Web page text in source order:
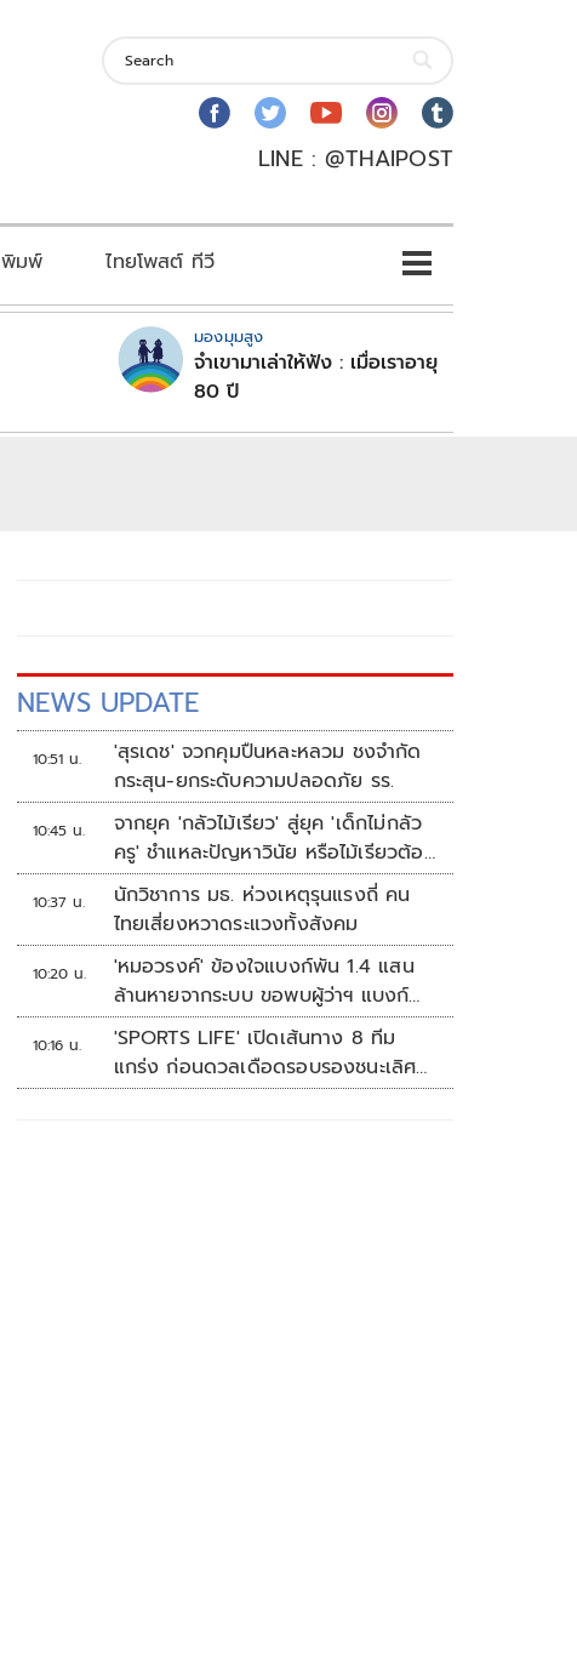
LINE : @THAIPOST
มพ์ ไทยโพสต์ ทีวี
มองมุมสูง
จำเขามาเล่าให้ฟัง : เมื่อเราอายุ
80 ปี
NEWS UPDATE
10:51 น.
'สุรเดช' จวกคุมปืนหละหลวม ชงจำกัด
กระสุน-ยกระดับความปลอดภัย รร.
10:45 น.
จากยุค 'กลัวไม้เรียว' สู่ยุค 'เด็กไม่กลัว
ครู' ชำแหละปัญหาวินัย หรือไม้เรียวต้อง
กลับมา?
10:37 น.
นักวิชาการ มธ. ห่วงเหตุรุนแรงถี่ คน
ไทยเสี่ยงหวาดระแวงทั้งสังคม
10:20 น.
'หมอวรงค์' ข้องใจแบงก์พัน 1.4 แสน
ล้านหายจากระบบ ขอพบผู้ว่าฯ แบงก์
ชาติ
10:16 น.
'SPORTS LIFE' เปิดเส้นทาง 8 ทีม
แกร่ง ก่อนดวลเดือดรอบรองชนะเลิศ
ศึก 'วอลเลย์บอลนักเรียน แชมป์